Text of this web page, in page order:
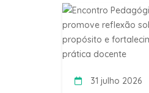
31 julho 2026